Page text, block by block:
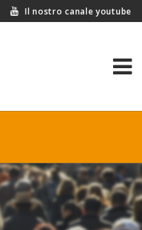
Il nostro canale youtube